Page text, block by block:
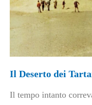
Il Deserto dei
Il tempo intanto